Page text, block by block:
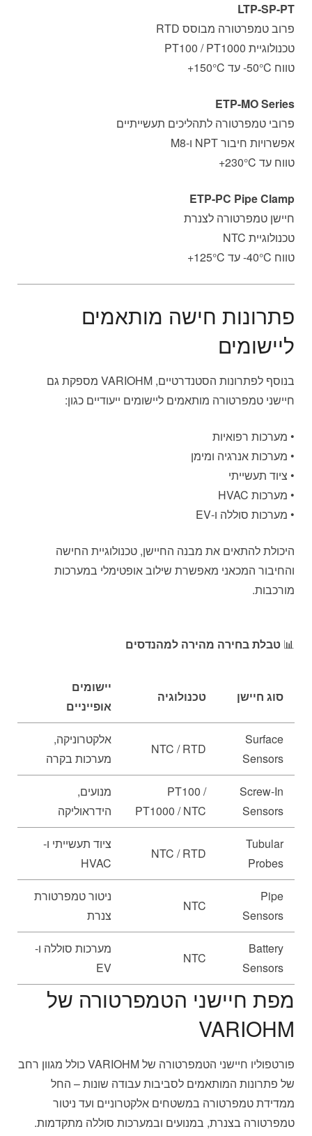
LTP-SP-PT
פרוב טמפרטורה מבוסס RTD
טכנולוגיית PT100 / PT1000
טווח ‎-50°C עד ‎+150°C
ETP-MO Series
פרובי טמפרטורה לתהליכים תעשייתיים
אפשרויות חיבור NPT ו-M8
טווח עד ‎+230°C
ETP-PC Pipe Clamp
חיישן טמפרטורה לצנרת
טכנולוגיית NTC
טווח ‎-40°C עד ‎+125°C
פתרונות חישה מותאמים
ליישומים
בנוסף לפתרונות הסטנדרטיים, VARIOHM מספקת גם
חיישני טמפרטורה מותאמים ליישומים ייעודיים כגון:
• מערכות רפואיות
• מערכות אנרגיה ומימן
• ציוד תעשייתי
• מערכות HVAC
• מערכות סוללה ו-EV
היכולת להתאים את מבנה החיישן, טכנולוגיית החישה
והחיבור המכאני מאפשרת שילוב אופטימלי במערכות
מורכבות.
📊 טבלת בחירה מהירה למהנדסים
סוג חיישן טכנולוגיה
יישומים
אופייניים
Surface
Sensors
NTC / RTD
אלקטרוניקה,
מערכות בקרה
Screw-In
Sensors
PT100 /
PT1000 / NTC
מנועים,
הידראוליקה
Tubular
Probes
NTC / RTD
ציוד תעשייתי ו-
HVAC
Pipe
Sensors
NTC
ניטור טמפרטורת
צנרת
Battery
Sensors
NTC
מערכות סוללה ו-
EV
מפת חיישני הטמפרטורה של
VARIOHM
פורטפוליו חיישני הטמפרטורה של VARIOHM כולל מגוון רחב
של פתרונות המותאמים לסביבות עבודה שונות – החל
ממדידת טמפרטורה במשטחים אלקטרוניים ועד ניטור
טמפרטורה בצנרת, במנועים ובמערכות סוללה מתקדמות.